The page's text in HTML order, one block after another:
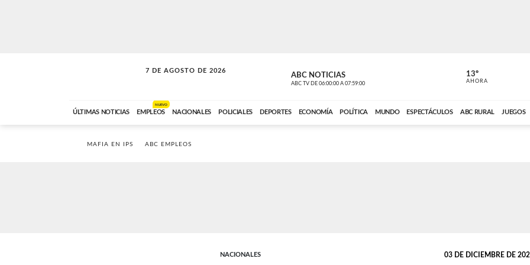
7 DE AGOSTO DE 2026
LA INCONDICIONAL ABC NOTICIAS
ABC TV DE 06:00:00 A 07:59:00 ABC CARDINAL
13º
AHORA
ÚLTIMAS NOTICIAS EMPLEOS
NUEVO
NACIONALES POLICIALES DEPORTES ECONOMÍA POLÍTICA MUNDO ESPECTÁCULOS ABC RURAL JUEGOS
MAFIA EN IPS ABC EMPLEOS
NACIONALES 03 DE DICIEMBRE DE